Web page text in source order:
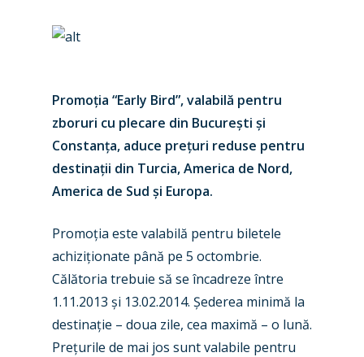
Promoția “Early Bird”, valabilă pentru
zboruri cu plecare din București și
Constanța, aduce prețuri reduse pentru
destinații din Turcia, America de Nord,
America de Sud și Europa.
Promoția este valabilă pentru biletele
achiziționate până pe 5 octombrie.
Călătoria trebuie să se încadreze între
1.11.2013 și 13.02.2014. Șederea minimă la
destinație – doua zile, cea maximă – o lună.
Prețurile de mai jos sunt valabile pentru